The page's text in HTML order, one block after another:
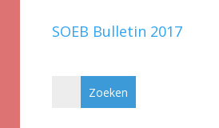
SOEB Bulletin 2017